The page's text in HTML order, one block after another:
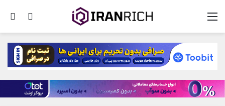
تغییر منو